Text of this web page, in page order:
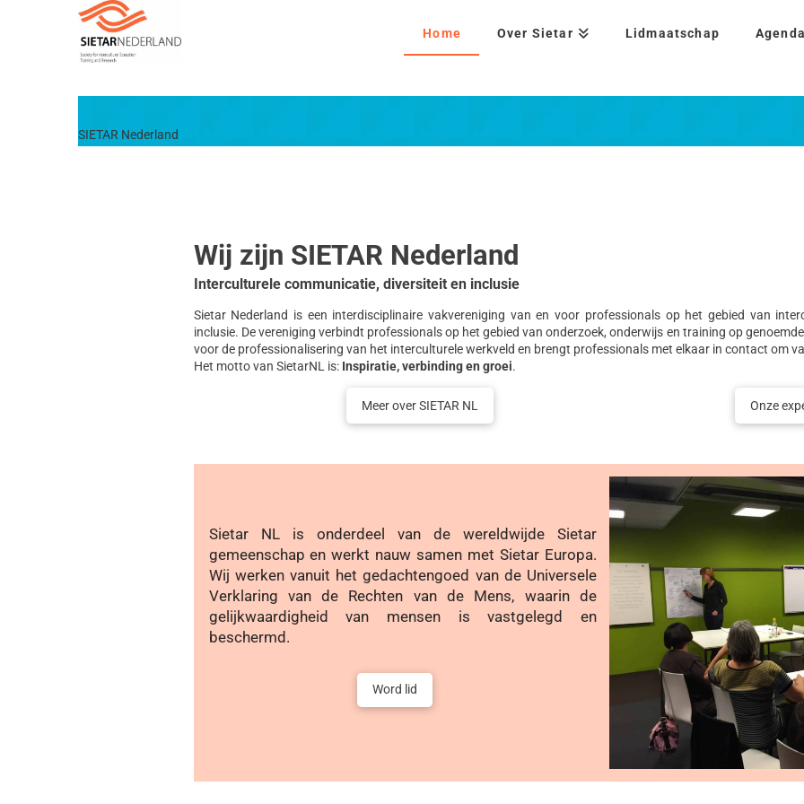
Home Over Sietar Lidmaatschap
SIETAR Nederland
Wij zijn SIETAR Nederland
Interculturele communicatie, diversiteit en inclusie
Sietar Nederland is een interdisciplinaire vakvereniging van en voor professionals op het gebied van
inclusie. De vereniging verbindt professionals op het gebied van onderzoek, onderwijs en training op
voor de professionalisering van het interculturele werkveld en brengt professionals met elkaar in contact om
Het motto van SietarNL is: Inspiratie, verbinding en groei.
Meer over SIETAR NL Onze
Sietar NL is onderdeel van de wereldwijde Sietar
gemeenschap en werkt nauw samen met Sietar Europa.
Wij werken vanuit het gedachtengoed van de Universele
Verklaring van de Rechten van de Mens, waarin de
gelijkwaardigheid van mensen is vastgelegd en
beschermd.
Word lid